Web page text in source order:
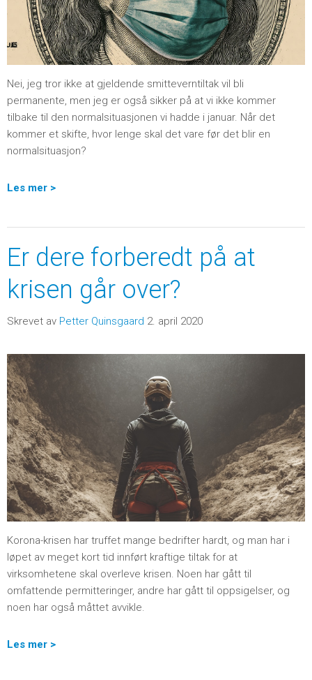
Nei, jeg tror ikke at gjeldende smitteverntiltak vil bli
permanente, men jeg er også sikker på at vi ikke kommer
tilbake til den normalsituasjonen vi hadde i januar. Når det
kommer et skifte, hvor lenge skal det vare før det blir en
normalsituasjon?
Les mer >
Er dere forberedt på at
krisen går over?
Skrevet av Petter Quinsgaard 2. april 2020
Korona-krisen har truffet mange bedrifter hardt, og man har i
løpet av meget kort tid innført kraftige tiltak for at
virksomhetene skal overleve krisen. Noen har gått til
omfattende permitteringer, andre har gått til oppsigelser, og
noen har også måttet avvikle.
Les mer >